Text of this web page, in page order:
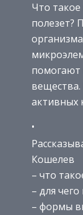
Что такое
полезет?
помогают
активных
Кошелев
– что
– для
– формы